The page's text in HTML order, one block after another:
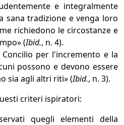
e integralmente
sana tradizione e venga loro
richiedono le circostanze e
(Ibid., n. 4).
per l'incremento e la
possono e devono essere
sia agli altri riti» (Ibid., n. 3).
criteri ispiratori:
quegli elementi della